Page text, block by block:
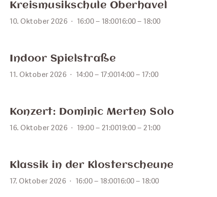
Kreismusikschule Oberhavel
10. Oktober 2026
16:00 – 18:0016:00 – 18:00
Indoor Spielstraße
11. Oktober 2026
14:00 – 17:0014:00 – 17:00
16
Konzert: Dominic Merten Solo
16. Oktober 2026
19:00 – 21:0019:00 – 21:00
17
Klassik in der Klosterscheune
17. Oktober 2026
16:00 – 18:0016:00 – 18:00